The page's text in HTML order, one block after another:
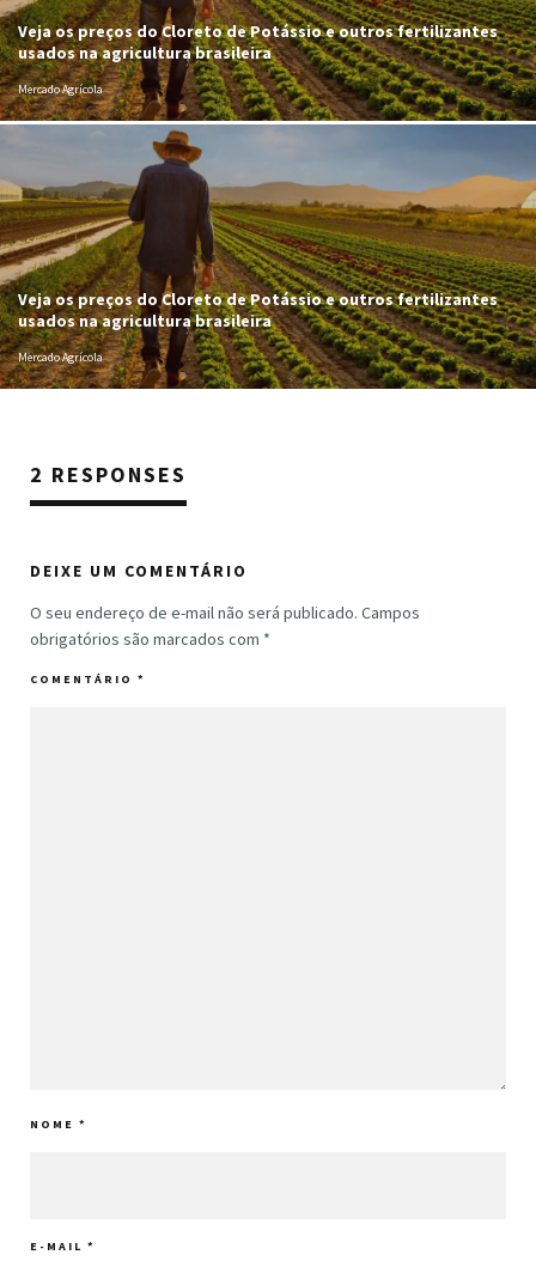
Veja os preços do Cloreto de Potássio e outros fertilizantes
usados na agricultura brasileira
Mercado Agrícola
Veja os preços do Cloreto de Potássio e outros fertilizantes
usados na agricultura brasileira
Mercado Agrícola
2 RESPONSES
DEIXE UM COMENTÁRIO
O seu endereço de e-mail não será publicado. Campos
obrigatórios são marcados com *
COMENTÁRIO *
NOME *
E-MAIL *